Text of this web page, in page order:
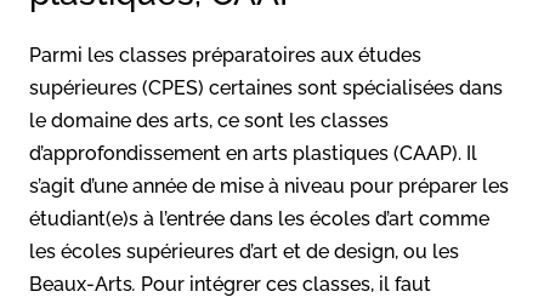
Parmi les classes préparatoires aux études
supérieures (CPES) certaines sont spécialisées dans
le domaine des arts, ce sont les classes
d’approfondissement en arts plastiques (CAAP). Il
s’agit d’une année de mise à niveau pour préparer les
étudiant(e)s à l’entrée dans les écoles d’art comme
les écoles supérieures d’art et de design, ou les
Beaux-Arts. Pour intégrer ces classes, il faut